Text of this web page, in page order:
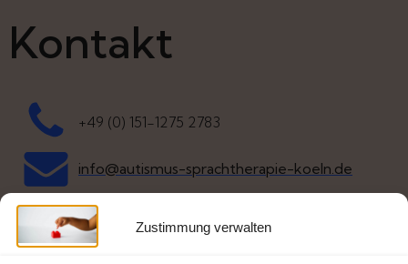
Zustimmung verwalten
Kontakt
+49 (0) 151-1275 2783
info@autismus-sprachtherapie-koeln.de
Ihr Name